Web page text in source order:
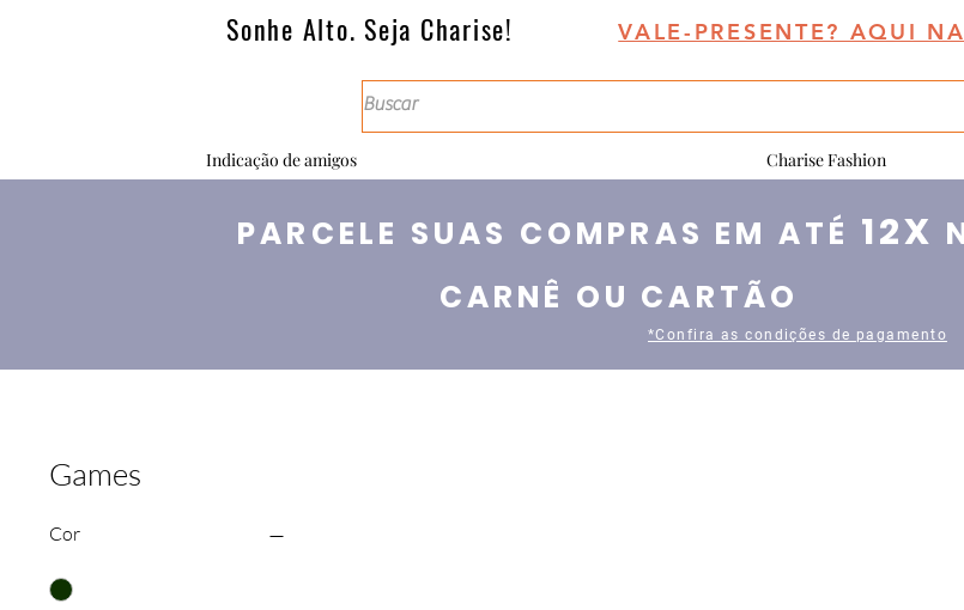
Sonhe Alto. Seja Charise! VALE-PRESENTE? AQUI
Indicação de amigos Charise Fashion
PARCELE SUAS COMPRAS EM ATÉ 12X
CARNÊ OU CARTÃO
*Confira as condições de pagamento
Games
Cor